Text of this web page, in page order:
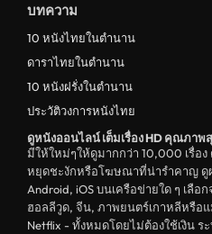
ระทึกขวัญ
ดูหนังจีน China
unknown
ดูหนังอีโรติก R18+ erotic
บู๊
หนังฝรั่ง
บทความ
10 หนังไทยในตำนาน
ดาราไทยในตำนาน
10 หนังฝรั่งในตำนาน
ประวัติวงการหนังไทย
ดูหนังออนไลน์ เต็มเรื่อง HD คุณภาพ
มีให้ใหม่ๆให้ดูมากกว่า 10,000 เรื่อ
หยุดชะงักหรือโฆษณาที่น่ารำคาญ ดู
Android, iOS บนเครือข่ายใด ๆ เลือ
ฮอลลีวูด, จีน, ภาพยนตร์เกาหลีหรือ
Netflix - ทั้งหมดโดยไม่ต้องใช้เงิน ร